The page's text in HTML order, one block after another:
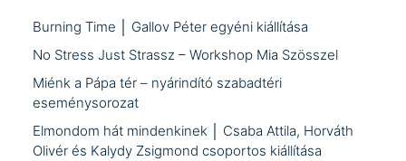
Burning Time │ Gallov Péter egyéni kiállítása
No Stress Just Strassz – Workshop Mia Szösszel
Miénk a Pápa tér – nyárindító szabadtéri
eseménysorozat
Elmondom hát mindenkinek │ Csaba Attila, Horváth
Olivér és Kalydy Zsigmond csoportos kiállítása